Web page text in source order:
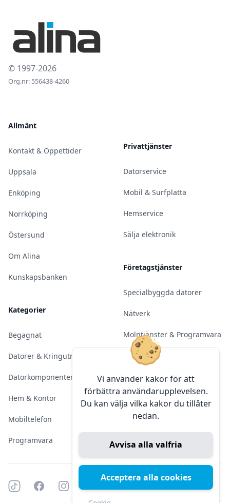
Vi använder kakor för att
förbättra användarupplevelsen.
Du kan välja vilka kakor du tillåter
nedan.
Avvisa alla valfria
Acceptera alla cookies
© 1997-2026
Org.nr: 556438-4260
Allmänt
Kontakt & Öppettider
Uppsala
Enköping
Norrköping
Östersund
Om Alina
Kunskapsbanken
Kategorier
Begagnat
Datorer & Kringutrustning
Datorkomponenter
Hem & Kontor
Mobiltelefon
Programvara
Privattjänster
Datorservice
Mobil & Surfplatta
Hemservice
Sälja elektronik
Företagstjänster
Specialbyggda datorer
Nätverk
Molntjänster & Programvara
Server & Backup
Kameraövervakning
Konferens & Public Display
Sälja elektronik
Tiktok FacebookInstagram